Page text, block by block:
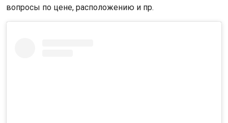
вопросы по цене, расположению и пр.